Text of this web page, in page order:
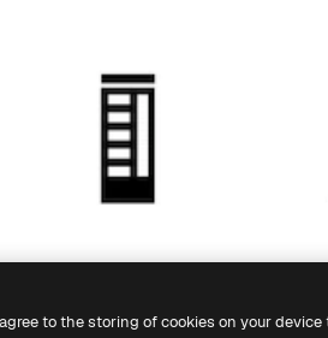
to the storing of cookies on your